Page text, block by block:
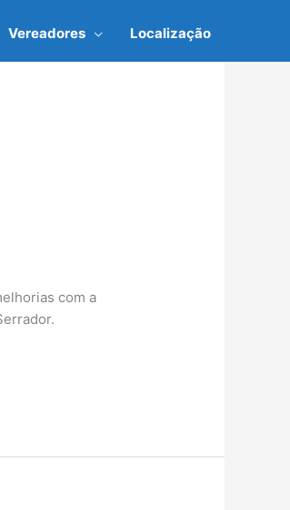
Vereadores Localização
com a